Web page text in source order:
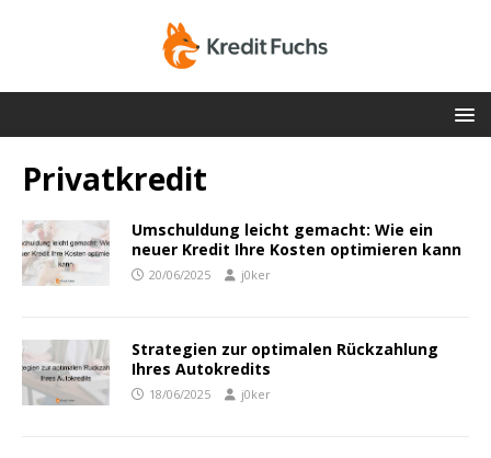
Privatkredit
Umschuldung leicht gemacht: Wie ein
neuer Kredit Ihre Kosten optimieren kann
20/06/2025 j0ker
Strategien zur optimalen Rückzahlung
Ihres Autokredits
18/06/2025 j0ker